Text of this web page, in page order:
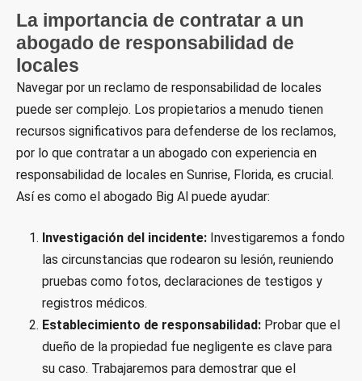
La importancia de contratar a un
abogado de responsabilidad de
locales
Navegar por un reclamo de responsabilidad de locales
puede ser complejo. Los propietarios a menudo tienen
recursos significativos para defenderse de los reclamos,
por lo que contratar a un abogado con experiencia en
responsabilidad de locales en Sunrise, Florida, es crucial.
Así es como el abogado Big Al puede ayudar:
Investigación del incidente: Investigaremos a fondo
las circunstancias que rodearon su lesión, reuniendo
pruebas como fotos, declaraciones de testigos y
registros médicos.
Establecimiento de responsabilidad: Probar que el
dueño de la propiedad fue negligente es clave para
su caso. Trabajaremos para demostrar que el